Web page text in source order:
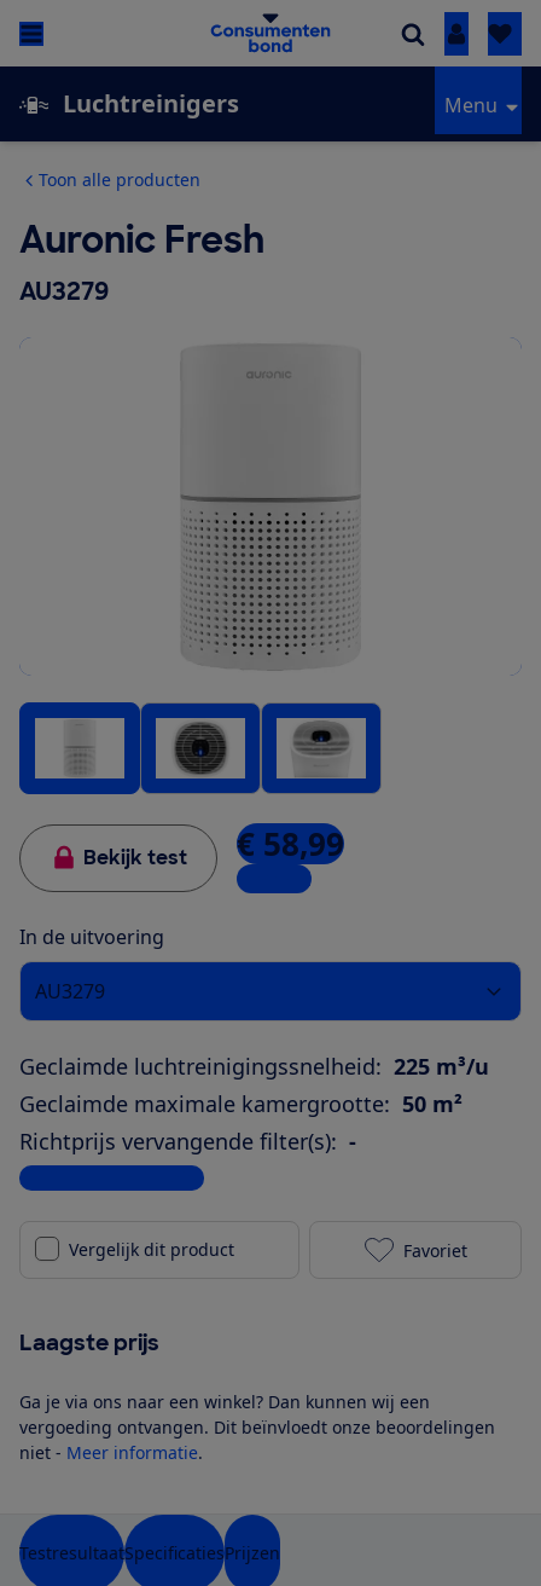
Inloggen
Luchtreinigers Menu
Toon alle producten
Auronic Fresh
AU3279
Bekijk test € 58,99
1 winkel
In de uitvoering
AU3279
Geclaimde luchtreinigingssnelheid: 225 m³/u
Geclaimde maximale kamergrootte: 50 m²
Richtprijs vervangende filter(s): -
Bekijk alle specificaties
Vergelijk dit product Auronic
Favoriet
Laagste prijs
Ga je via ons naar een winkel? Dan kunnen wij een
vergoeding ontvangen. Dit beïnvloedt onze beoordelingen
niet - Meer informatie.
TestresultaatSpecificatiesPrijzen